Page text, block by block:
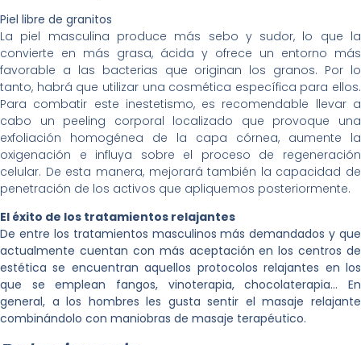
Piel libre de granitos
La piel masculina produce más sebo y sudor, lo que la
convierte en más grasa, ácida y ofrece un entorno más
favorable a las bacterias que originan los granos. Por lo
tanto, habrá que utilizar una cosmética específica para ellos.
Para combatir este inestetismo, es recomendable llevar a
cabo un peeling corporal localizado que provoque una
exfoliación homogénea de la capa córnea, aumente la
oxigenación e influya sobre el proceso de regeneración
celular. De esta manera, mejorará también la capacidad de
penetración de los activos que apliquemos posteriormente.
El éxito de los tratamientos relajantes
De entre los tratamientos masculinos más demandados y que
actualmente cuentan con más aceptación en los centros de
estética se encuentran aquellos protocolos relajantes en los
que se emplean fangos, vinoterapia, chocolaterapia… En
general, a los hombres les gusta sentir el masaje relajante
combinándolo con maniobras de masaje terapéutico.